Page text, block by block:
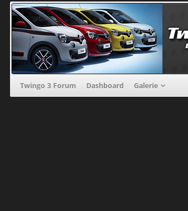
Twingo 3 Forum Dashboard Galerie